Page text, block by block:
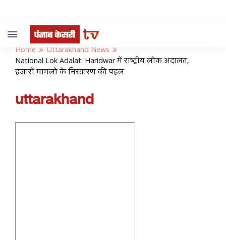
Toggle
navigation
Home
Uttarakhand News
National Lok Adalat: Haridwar में राष्ट्रीय लोक अदालत,
हजारों मामलों के निस्तारण की पहल
uttarakhand